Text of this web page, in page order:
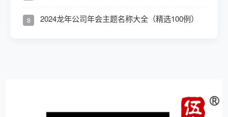
8 2024龙年公司年会主题名称大全（精选100例）